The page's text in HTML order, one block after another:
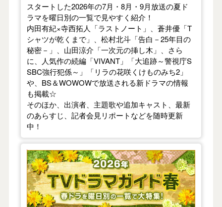
スタートした2026年の7月・8月・9月放送の夏ド
ラマを曜日別の一覧で見やすく紹介！
内田有紀×寺西拓人「ラストノート」、蒼井優「T
シャツが乾くまで」、松村北斗「告白－25年目の
秘密－」、山田涼介「一次元の挿し木」、さら
に、人気作の続編「VIVANT」「大追跡～警視庁S
SBC強行犯係～」「リラの花咲くけものみち2」
や、BS＆WOWOWで放送される新ドラマの情報
も掲載☆
そのほか、出演者、主題歌や追加キャスト、最新
のあらすじ、記者会見リポートなどを随時更新
中！
【2026年春】TVドラマガイド